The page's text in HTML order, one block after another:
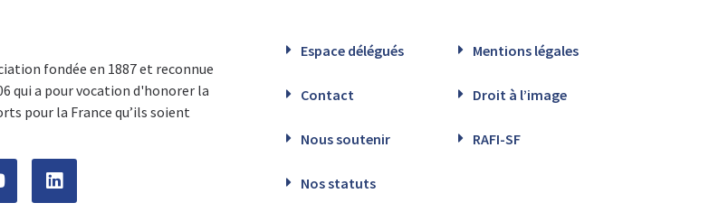
fondée en 1887 et reconnue
qui a pour vocation d'honorer la
pour la France qu’ils soient
Espace délégués Mentions légales
Contact Droit à l’image
Nous soutenir RAFI-SF
Nos statuts